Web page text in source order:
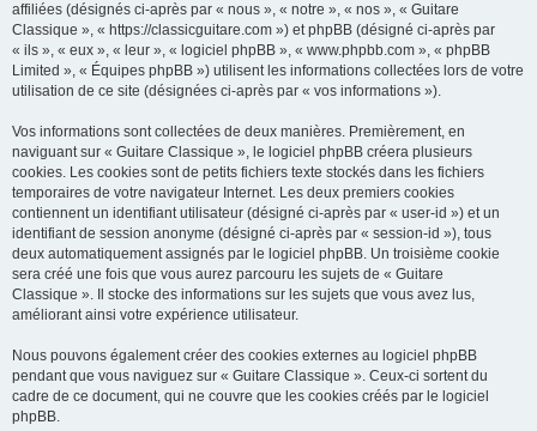
affiliées (désignés ci-après par « nous », « notre », « nos », « Guitare
Classique », « https://classicguitare.com ») et phpBB (désigné ci-après par
« ils », « eux », « leur », « logiciel phpBB », « www.phpbb.com », « phpBB
Limited », « Équipes phpBB ») utilisent les informations collectées lors de votre
utilisation de ce site (désignées ci-après par « vos informations »).
Vos informations sont collectées de deux manières. Premièrement, en
naviguant sur « Guitare Classique », le logiciel phpBB créera plusieurs
cookies. Les cookies sont de petits fichiers texte stockés dans les fichiers
temporaires de votre navigateur Internet. Les deux premiers cookies
contiennent un identifiant utilisateur (désigné ci-après par « user-id ») et un
identifiant de session anonyme (désigné ci-après par « session-id »), tous
deux automatiquement assignés par le logiciel phpBB. Un troisième cookie
sera créé une fois que vous aurez parcouru les sujets de « Guitare
Classique ». Il stocke des informations sur les sujets que vous avez lus,
améliorant ainsi votre expérience utilisateur.
Nous pouvons également créer des cookies externes au logiciel phpBB
pendant que vous naviguez sur « Guitare Classique ». Ceux-ci sortent du
cadre de ce document, qui ne couvre que les cookies créés par le logiciel
phpBB.